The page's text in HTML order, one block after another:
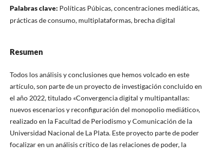
Palabras clave: Políticas Púbicas, concentraciones mediáticas,
prácticas de consumo, multiplataformas, brecha digital
Resumen
Todos los análisis y conclusiones que hemos volcado en este
artículo, son parte de un proyecto de investigación concluido en
el año 2022, titulado «Convergencia digital y multipantallas:
nuevos escenarios y reconfiguración del monopolio mediático»,
realizado en la Facultad de Periodismo y Comunicación de la
Universidad Nacional de La Plata. Este proyecto parte de poder
focalizar en un análisis crítico de las relaciones de poder, la